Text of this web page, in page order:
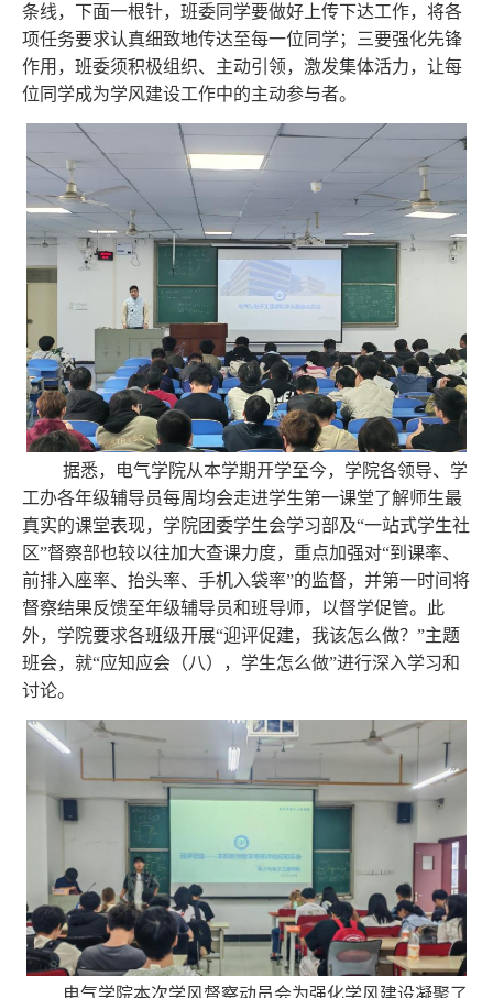
条线，下面一根针，班委同学要做好上传下达工作，将各
项任务要求认真细致地传达至每一位同学；三要强化先锋
作用，班委须积极组织、主动引领，激发集体活力，让每
位同学成为学风建设工作中的主动参与者。
据悉，电气学院从本学期开学至今，学院各领导、学
工办各年级辅导员每周均会走进学生第一课堂了解师生最
真实的课堂表现，学院团委学生会学习部及“一站式学生社
区”督察部也较以往加大查课力度，重点加强对“到课率、
前排入座率、抬头率、手机入袋率”的监督，并第一时间将
督察结果反馈至年级辅导员和班导师，以督学促管。此
外，学院要求各班级开展“迎评促建，我该怎么做？”主题
班会，就“应知应会（八），学生怎么做”进行深入学习和
讨论。
电气学院本次学风督察动员会为强化学风建设凝聚了